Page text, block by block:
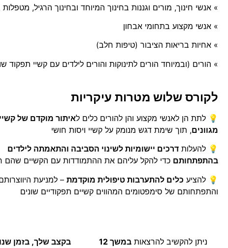
» אנשי חינוך, מורים וגננות בחינוך המיוחד ובחינוך הרגיל,
» אנשי מקצוע בתחומי אבחון
» אחיות בריאות הציבור (טיפות חלב)
» הורים (ובמיוחד הורים לתינוקות והורים לילדים עם קשיי תפקוד
לקורס שלוש מטרות עיקריות
💡 לתת הן לאנשי מקצוע והן להורים כלים לאיתור מוקדם של
מגוונים, תוך שימת דגש מנומק על קשיי ויסות חושי
💡 להעלות דרכים יישומיות לשינוי הסביבה והתאמתה לילדים
בהתפתחותם כדי להקל עליהם את ההתמודדות עם הקשיים שהם
💡 להציע כלים להתערבות טיפולית מוקדמת – למניעת
והתפתחותם של סימפטומים המהווים קשיים תפקודיים שונים
ניתן להקשיב להרצאות
במשך 12
בקצב שלך, בזמן